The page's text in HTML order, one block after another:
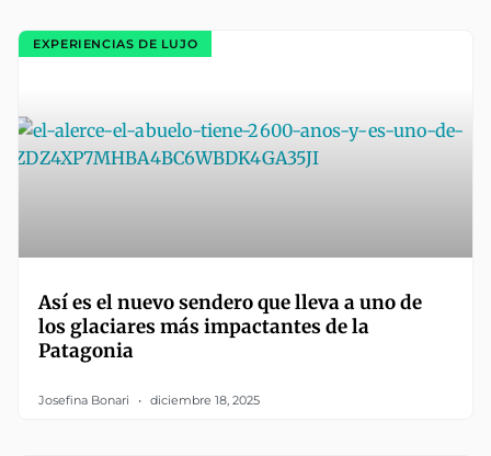
EXPERIENCIAS DE LUJO
Así es el nuevo sendero que lleva a uno de
los glaciares más impactantes de la
Patagonia
Josefina Bonari diciembre 18, 2025